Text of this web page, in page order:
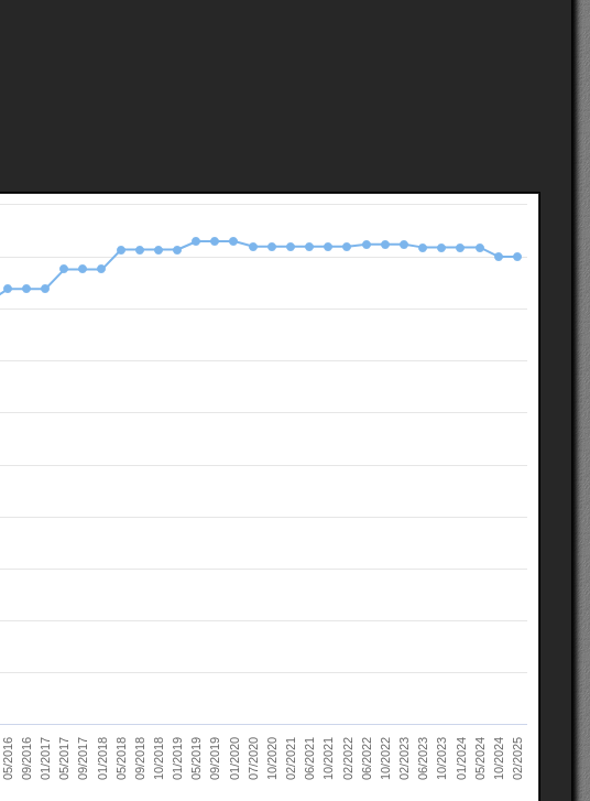
05/2016 09/2016 01/2017 05/2017 09/2017 01/2018 05/2018 09/2018 10/2018 01/2019 05/2019 09/2019 01/2020 07/2020 10/2020 02/2021 06/2021 10/2021 02/2022 06/2022 10/2022 02/2023 06/2023 10/2023 01/2024 05/2024 10/2024 02/2025